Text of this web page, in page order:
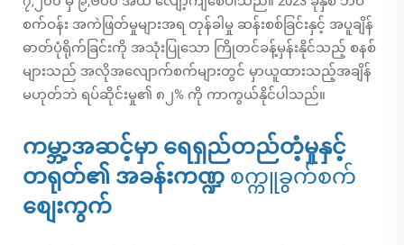
စက်ဝန်း အကဲဖြတ်မှုများအရ တုန်ခါမှု ဆန်းစစ်ခြင်းနှင့် အပူချိန်
ဓာတ်ပုံရိုက်ခြင်းကို အသုံးပြုသော ကြိုတင်ခန့်မှန်းနိုင်သည့် စနစ်
များသည် အလိုအလျောက်စက်များတွင် မှာယူထားသည့်အချိန်
မဟုတ်ဘဲ ရပ်ဆိုင်းမှု၏ ၈၂% ကို ကာကွယ်နိုင်ပါသည်။
ကမ္ဘာ့အဆင့်မှာ ရေရှည်တည်တံ့မှုနှင့်
တရုတ်၏ အခန်းကဏ္ဍ စက္ကူခွက်စက်
စျေးကွက်